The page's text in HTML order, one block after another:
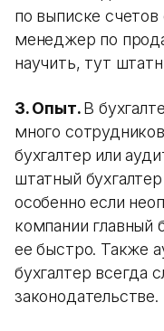
по выписке
менеджер по
научить, тут
3. Опыт.В
много
бухгалтер или
штатный
особенно если
компании главный
ее быстро. Также
бухгалтер всегда
законодательстве.